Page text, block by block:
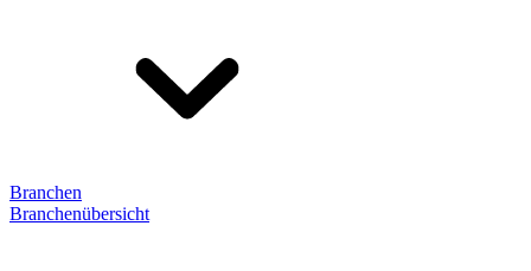
Branchen
Branchenübersicht